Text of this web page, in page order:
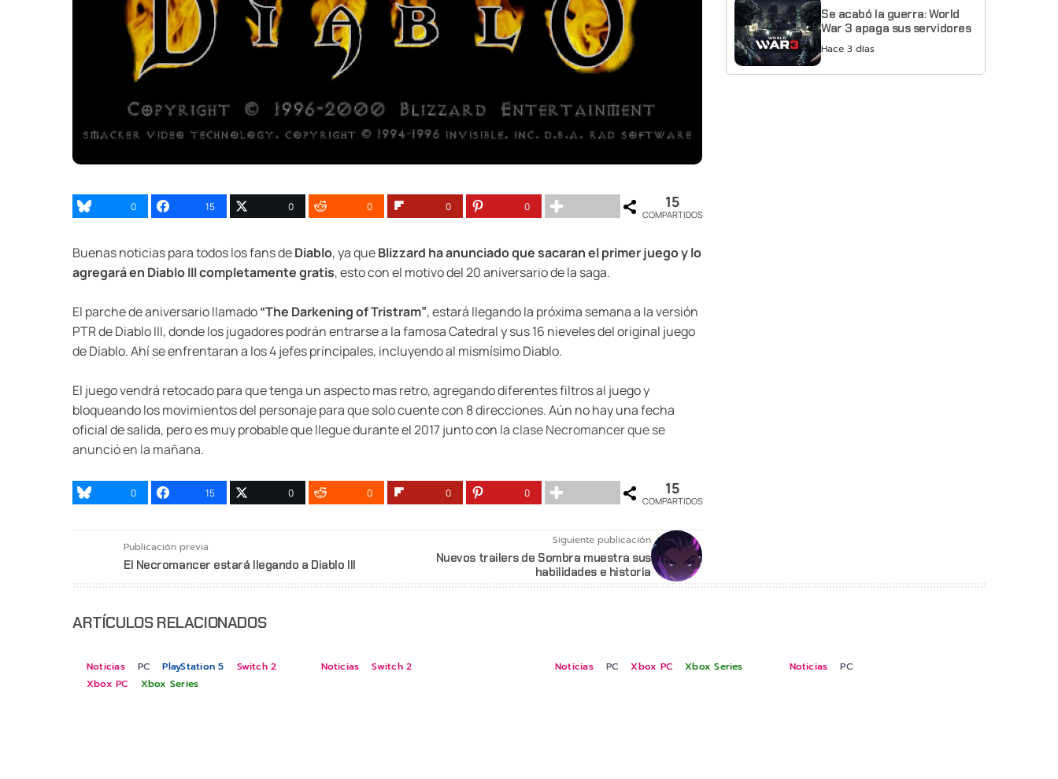
0 15 0 0 0 0 15
COMPARTIDOS
Buenas noticias para todos los fans deDiablo, ya queBlizzard ha anunciado que sacaran el primer juego y lo
agregará en Diablo III completamente gratis, esto con el motivo del 20 aniversario de la saga.
El parche de aniversario llamado“The Darkening of Tristram”, estará llegando la próxima semana a la versión
PTR de Diablo III, donde los jugadores podrán entrarse a la famosa Catedral y sus 16 nieveles del original juego
de Diablo. Ahí se enfrentaran a los 4 jefes principales, incluyendo al mismísimo Diablo.
El juego vendrá retocado para que tenga un aspecto mas retro, agregando diferentes filtros al juego y
bloqueando los movimientos del personaje para que solo cuente con 8 direcciones. Aún no hay una fecha
oficial de salida, pero es muy probable que llegue durante el 2017 junto con laclase Necromancer que se
anunció en la mañana.
0 15 0 0 0 0 15
COMPARTIDOS
Publicación previa
El Necromancer estará llegando a Diablo III
Siguiente publicación
Nuevos trailers de Sombra muestra sus
habilidades e historia
Se acabó la guerra: World
War 3 apaga sus servidores
Hace 3 días
ARTÍCULOS RELACIONADOS
Noticias PC PlayStation 5
Switch 2
Xbox PC
Xbox Series
Noticias Switch 2 Noticias PC Xbox PC Xbox Series Noticias PC